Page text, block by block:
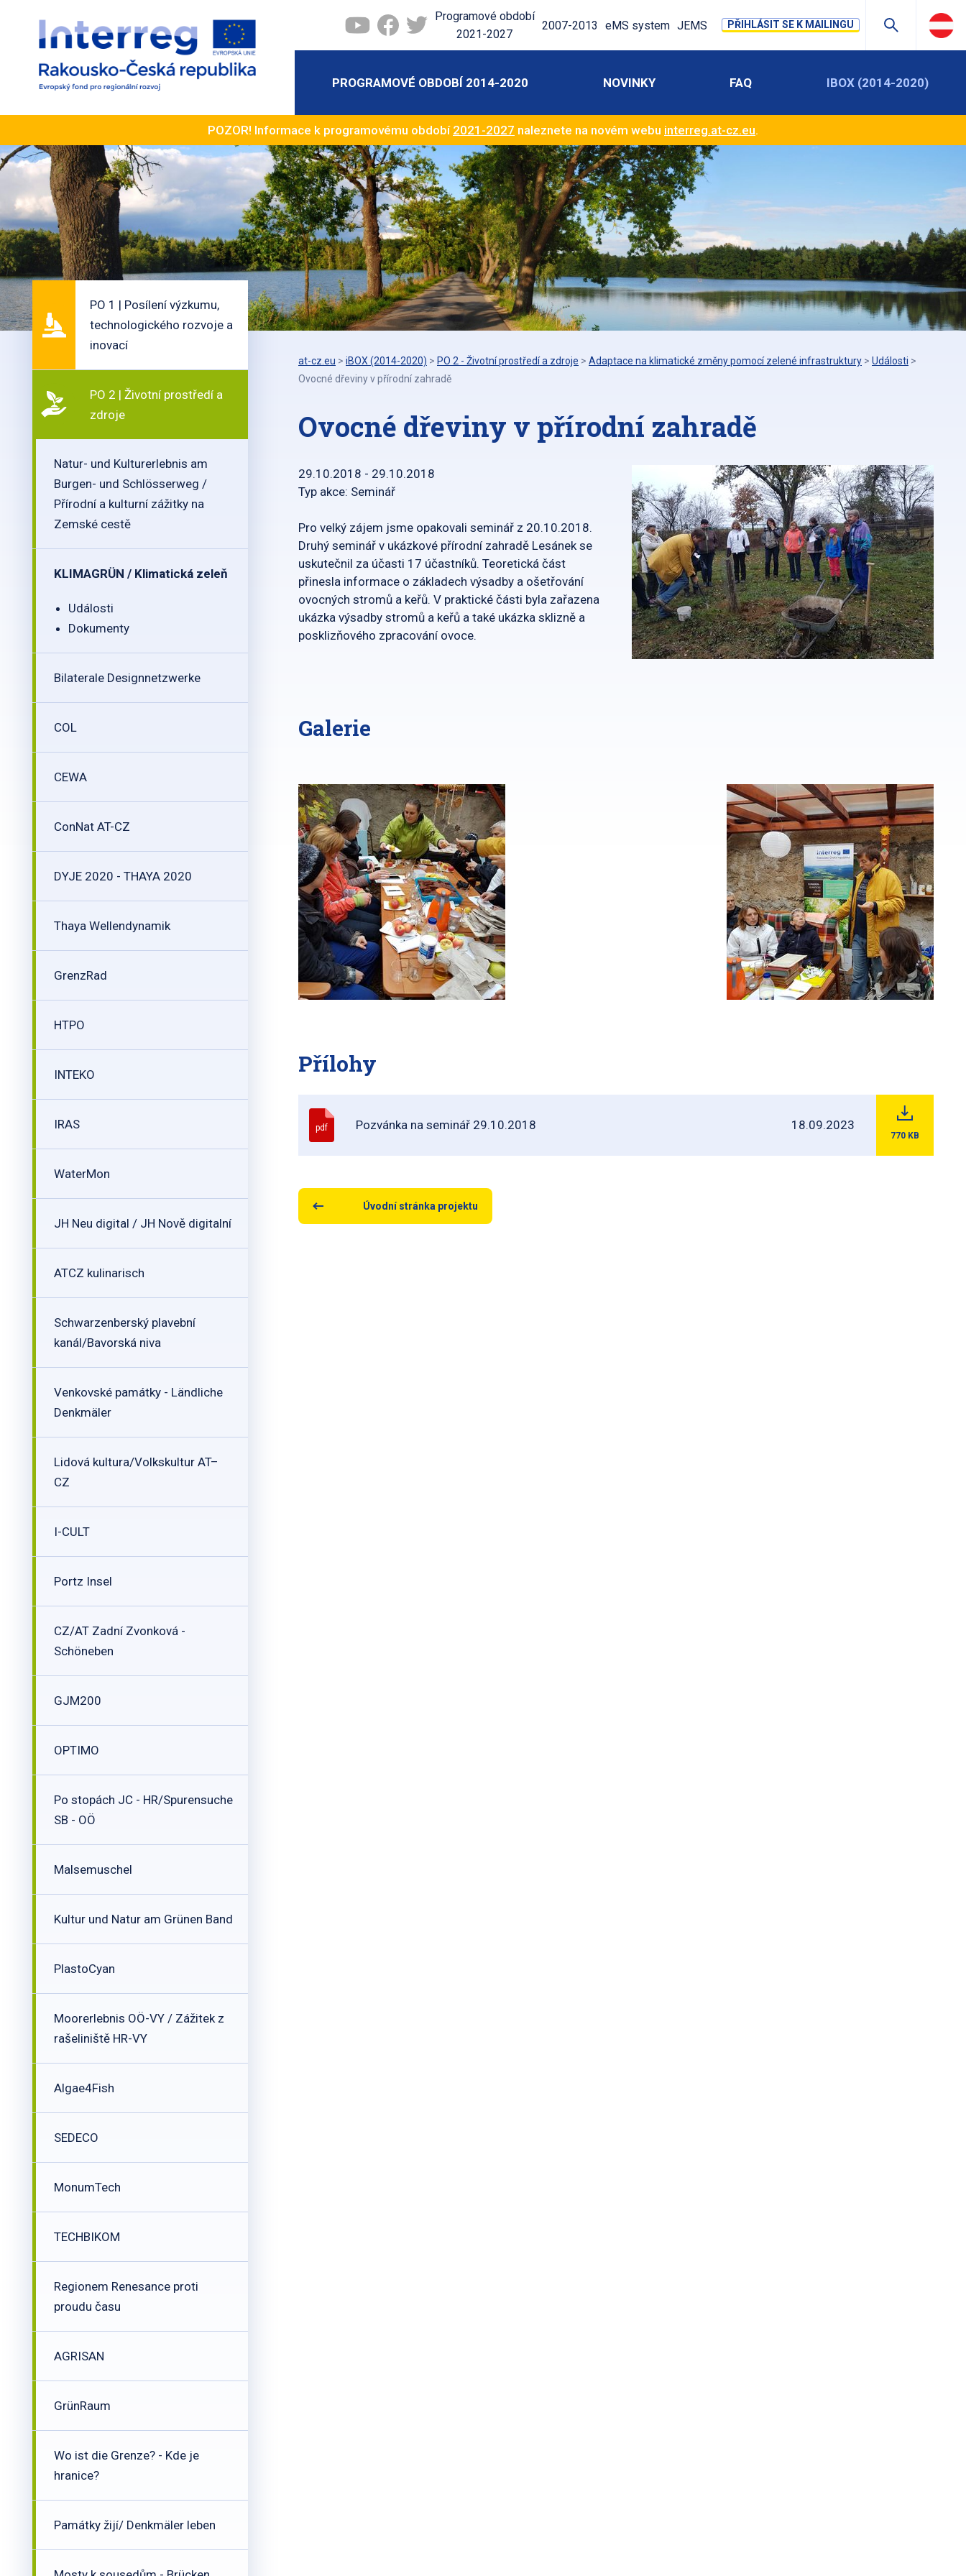
Programové období
2021-2027
2007-2013 eMS system JEMS PŘIHLÁSIT SE K MAILINGU
PROGRAMOVÉ OBDOBÍ 2014-2020 NOVINKY FAQ IBOX (2014-2020)
POZOR! Informace k programovému období 2021-2027 naleznete na novém webu interreg.at-cz.eu.
PO 1 | Posílení výzkumu,
technologického rozvoje a
inovací
PO 2 | Životní prostředí a
zdroje
Natur- und Kulturerlebnis am
Burgen- und Schlösserweg /
Přírodní a kulturní zážitky na
Zemské cestě
KLIMAGRÜN / Klimatická zeleň
Události
Dokumenty
Bilaterale Designnetzwerke
COL
CEWA
ConNat AT-CZ
DYJE 2020 - THAYA 2020
Thaya Wellendynamik
GrenzRad
HTPO
INTEKO
IRAS
WaterMon
JH Neu digital / JH Nově digitalní
ATCZ kulinarisch
Schwarzenberský plavební
kanál/Bavorská niva
Venkovské památky - Ländliche
Denkmäler
Lidová kultura/Volkskultur AT–
CZ
I-CULT
Portz Insel
CZ/AT Zadní Zvonková -
Schöneben
GJM200
OPTIMO
Po stopách JC - HR/Spurensuche
SB - OÖ
Malsemuschel
Kultur und Natur am Grünen Band
PlastoCyan
Moorerlebnis OÖ-VY / Zážitek z
rašeliniště HR-VY
Algae4Fish
SEDECO
MonumTech
TECHBIKOM
Regionem Renesance proti
proudu času
AGRISAN
GrünRaum
Wo ist die Grenze? - Kde je
hranice?
Památky žijí/ Denkmäler leben
at-cz.eu > iBOX (2014-2020) > PO 2 - Životní prostředí a zdroje > Adaptace na klimatické změny pomocí zelené infrastruktury > Události >
Ovocné dřeviny v přírodní zahradě
Ovocné dřeviny v přírodní zahradě
29.10.2018 - 29.10.2018
Typ akce: Seminář
Pro velký zájem jsme opakovali seminář z 20.10.2018.
Druhý seminář v ukázkové přírodní zahradě Lesánek se
uskutečnil za účasti 17 účastníků. Teoretická část
přinesla informace o základech výsadby a ošetřování
ovocných stromů a keřů. V praktické části byla zařazena
ukázka výsadby stromů a keřů a také ukázka sklizně a
posklizňového zpracování ovoce.
Galerie
Přílohy
pdf Pozvánka na seminář 29.10.2018 18.09.2023
770 KB
Úvodní stránka projektu